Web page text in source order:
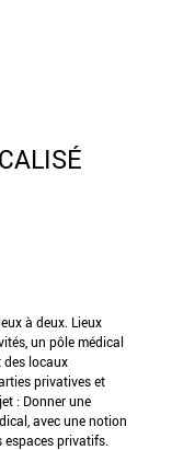
à deux. Lieux
un pôle médical
des locaux
privatives et
: Donner une
avec une notion
privatifs.